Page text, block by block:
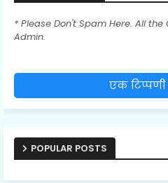
* Please Don't Spam Here. All
Admin.
एक
POPULAR POSTS